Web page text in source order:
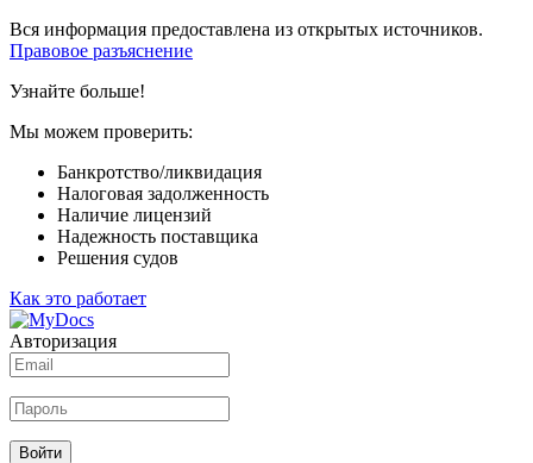
Вся информация предоставлена из открытых источников.
Правовое разъяснение
Узнайте больше!
Мы можем проверить:
Банкротство/ликвидация
Налоговая задолженность
Наличие лицензий
Надежность поставщика
Решения судов
Как это работает
Авторизация
Войти